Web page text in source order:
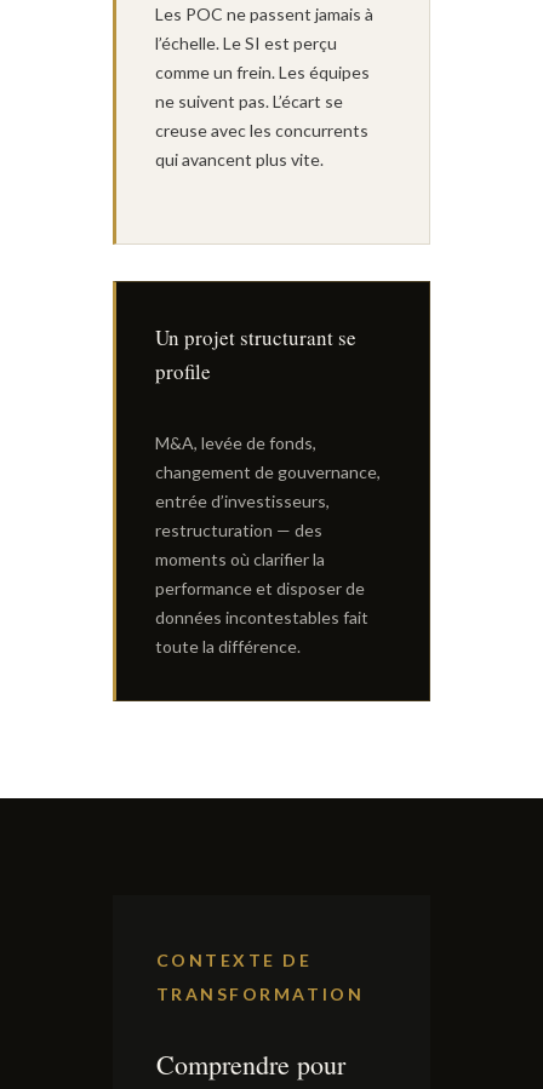
Les POC ne passent jamais à
l’échelle. Le SI est perçu
comme un frein. Les équipes
ne suivent pas. L’écart se
creuse avec les concurrents
qui avancent plus vite.
Un projet structurant se
profile
M&A, levée de fonds,
changement de gouvernance,
entrée d’investisseurs,
restructuration — des
moments où clarifier la
performance et disposer de
données incontestables fait
toute la différence.
CONTEXTE DE
TRANSFORMATION
Comprendre pour